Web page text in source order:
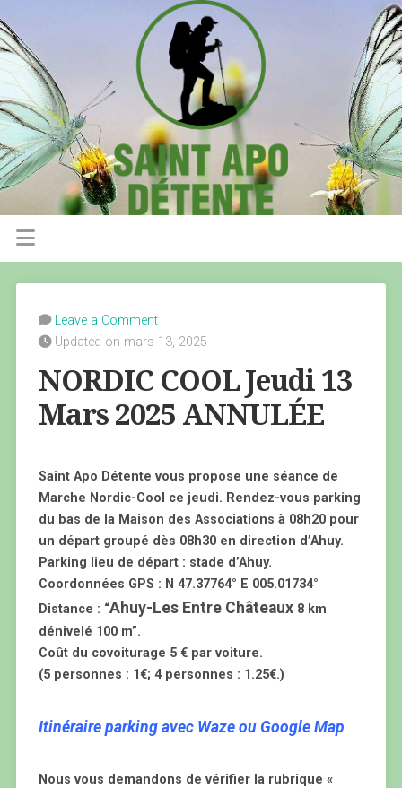
Leave a Comment
Updated on mars 13, 2025
NORDIC COOL Jeudi 13
Mars 2025 ANNULÉE
Saint Apo Détente vous propose une séance de
Marche Nordic-Cool ce jeudi. Rendez-vous parking
du bas de la Maison des Associations à 08h20 pour
un départ groupé dès 08h30 en direction d’Ahuy.
Parking lieu de départ : stade d’Ahuy.
Coordonnées GPS : N 47.37764° E 005.01734°
Distance : “Ahuy-Les Entre Châteaux8 km
dénivelé 100 m”.
Coût du covoiturage 5 € par voiture.
(5 personnes : 1€; 4 personnes : 1.25€.)
Itinéraire parking avec Waze ou Google Map
Nous vous demandons de vérifier la rubrique «